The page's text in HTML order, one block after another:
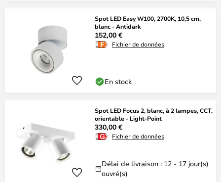
Spot LED Easy W100, 2700K, 10,5 cm,
blanc - Antidark
152,00 €
Fichier de données
En stock
Spot LED Focus 2, blanc, à 2 lampes, CCT,
orientable - Light-Point
330,00 €
Fichier de données
Délai de livraison : 12 - 17 jour(s)
ouvré(s)